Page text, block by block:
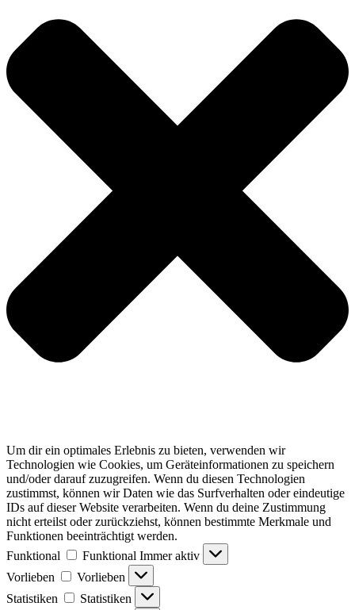
Um dir ein optimales Erlebnis zu bieten, verwenden wir
Technologien wie Cookies, um Geräteinformationen zu speichern
und/oder darauf zuzugreifen. Wenn du diesen Technologien
zustimmst, können wir Daten wie das Surfverhalten oder eindeutige
IDs auf dieser Website verarbeiten. Wenn du deine Zustimmung
nicht erteilst oder zurückziehst, können bestimmte Merkmale und
Funktionen beeinträchtigt werden.
Funktional
Funktional Immer aktiv
Vorlieben
Vorlieben
Statistiken
Statistiken